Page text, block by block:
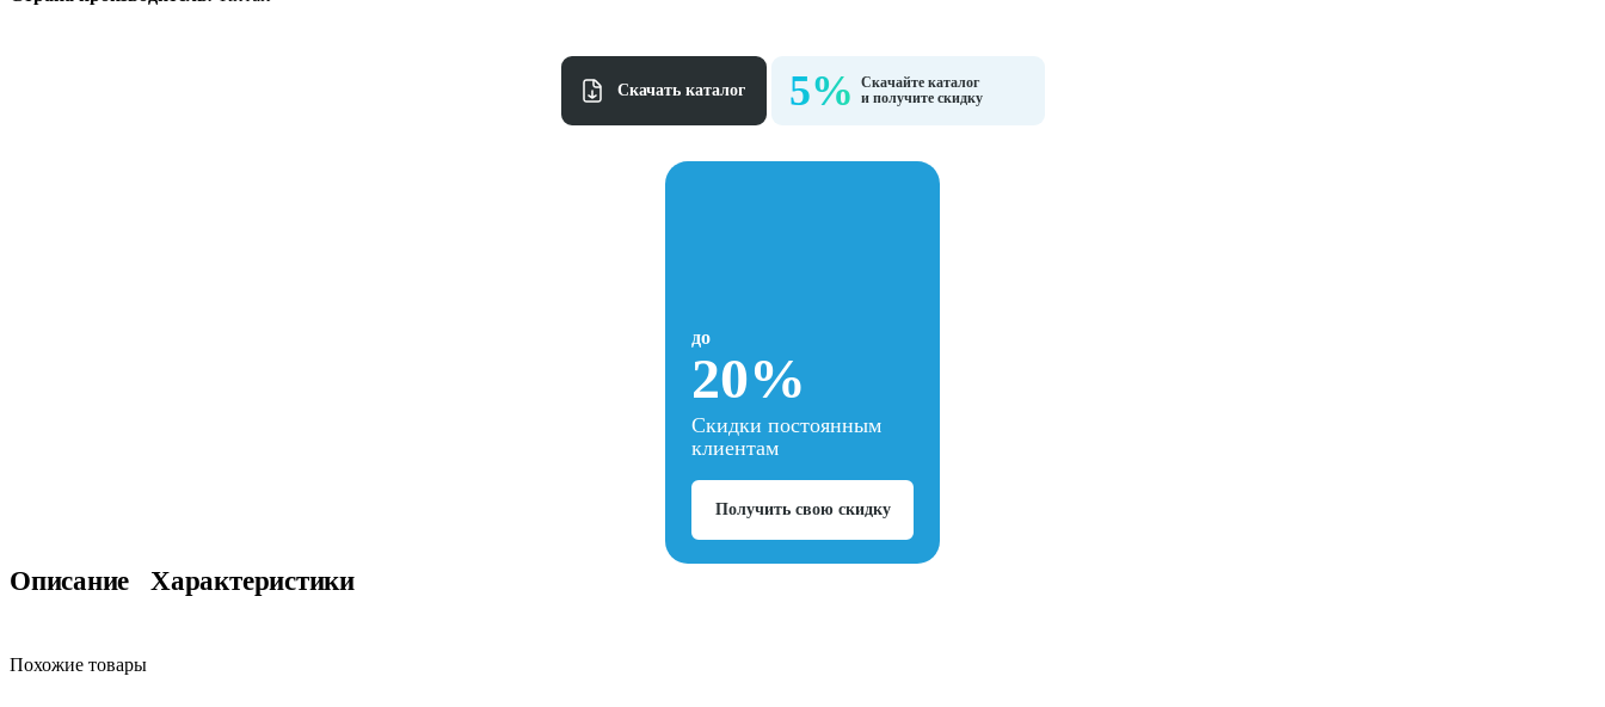
Cкачать каталог 5%
Скачайте каталог
и получите скидку
до
20%
Скидки постоянным
клиентам
Получить свою скидку
Описание Характеристики
Похожие товары